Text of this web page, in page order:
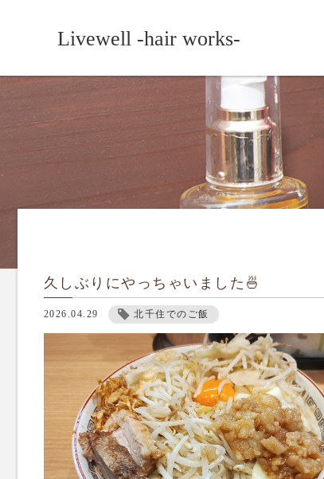
Livewell -hair works-
久しぶりにやっちゃいました🍜
2026.04.29 北千住でのご飯